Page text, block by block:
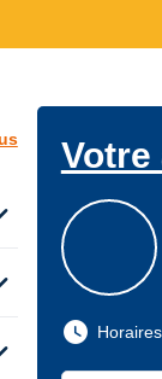
Votre
watch_later